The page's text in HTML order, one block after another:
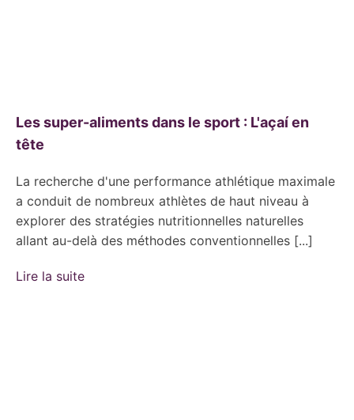
Les super-aliments dans le sport : L'açaí en
tête
La recherche d'une performance athlétique maximale
a conduit de nombreux athlètes de haut niveau à
explorer des stratégies nutritionnelles naturelles
allant au-delà des méthodes conventionnelles [...]
Lire la suite